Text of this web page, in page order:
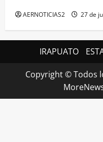
AERNOTICIAS2 27 de
IRAPUATO
Copyright © Todos